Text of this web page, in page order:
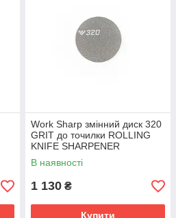
Work Sharp змінний диск 320
GRIT до точилки ROLLING
KNIFE SHARPENER
В наявності
1 130 ₴
Купити